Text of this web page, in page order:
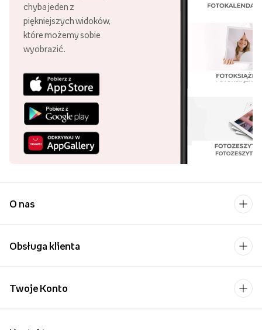
chyba jeden z
piękniejszych widoków,
które możemy sobie
wyobrazić.
O nas
Obsługa klienta
Twoje Konto